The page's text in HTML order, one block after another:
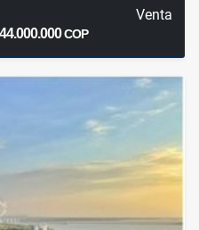
Venta
COP